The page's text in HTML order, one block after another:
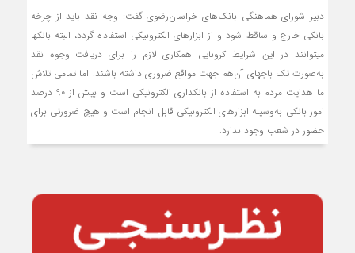
دبیر شورای هماهنگی بانک‌های خراسان‌رضوی گفت: وجه نقد باید از چرخه
بانکی خارج و ساقط شود و از ابزارهای الکترونیکی استفاده گردد، البته بانک‎ها
می‏توانند در این شرایط کرونایی همکاری لازم را برای دریافت وجوه نقد
به‌صورت تک باجه‎ای آن‌هم جهت مواقع ضروری داشته باشند. اما تمامی تلاش
ما هدایت مردم به استفاده از بانکداری الکترونیکی است و بیش از 90 درصد
امور بانکی به‌وسیله ابزارهای الکترونیکی قابل انجام است و هیچ ضرورتی برای
حضور در شعب وجود ندارد.